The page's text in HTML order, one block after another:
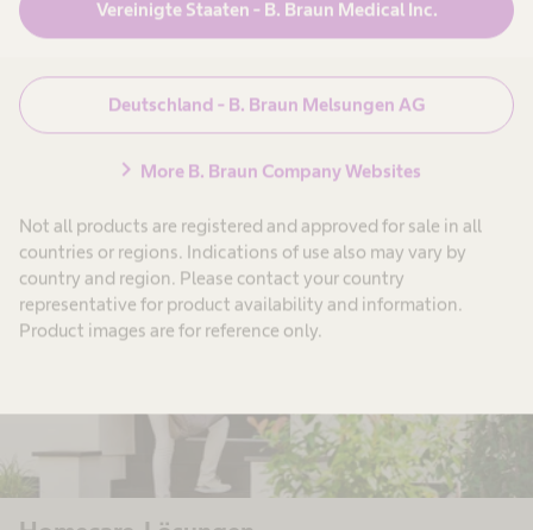
Vereinigte Staaten - B. Braun Medical Inc.
Deutschland - B. Braun Melsungen AG
chevron_right More B. Braun Company Websites
Not all products are registered and approved for sale in all
countries or regions. Indications of use also may vary by
country and region. Please contact your country
representative for product availability and information.
Product images are for reference only.
B. Braun Praxisversorgung
Wir bieten Ihnen Produkte und Dienstleistungen für Ihre
Einrichtung aus einer Hand – individuell auf Ihre Bedürfnisse